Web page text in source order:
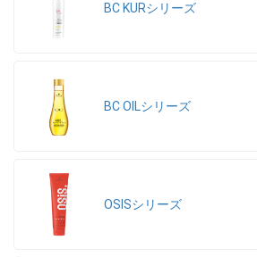
BC KURシリーズ
BC OILシリーズ
OSISシリーズ